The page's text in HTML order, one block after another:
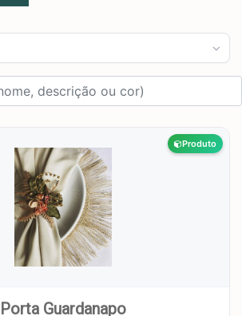
Produto
Porta Guardanapo